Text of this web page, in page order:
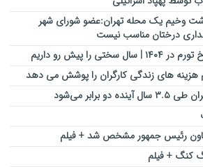
وخیم یک محله تهران:عضو شورای شهر
درختان مناسب نیست
را پیش رو داریم
های زندگی کارگران را پوشش می دهد
برابر می‌شود
رئیس جمهور مشخص شد + فیلم
کنگ + فیلم